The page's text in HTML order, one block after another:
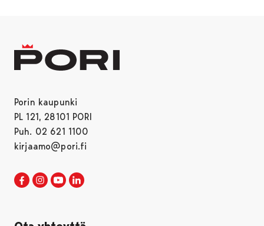
Porin kaupunki
PL 121, 28101 PORI
Puh. 02 621 1100
kirjaamo@pori.fi
Porin kaupunki Facebookissa
Avautuu uudessa välilehdessä
Porin kaupunki Instagramissa
Avautuu uudessa välilehdessä
Porin kaupunki Youtubessa
Avautuu uudessa välilehdessä